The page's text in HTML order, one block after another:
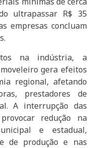
ultrapassar R$ 35
empresas concluam
na indústria, a
gera efeitos
regional, afetando
prestadores de
A interrupção das
redução na
e estadual,
de produção e nas